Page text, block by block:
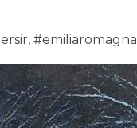
,#emiliaromagna